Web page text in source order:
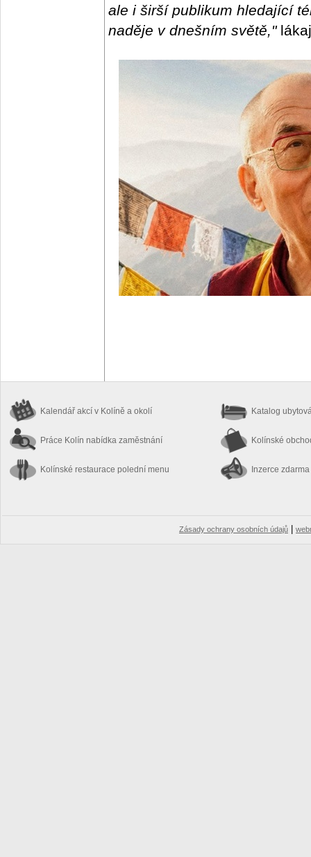
ale i širší publikum hledající
naděje v dnešním světě,"
Kalendář akcí v Kolíně a okolí
Práce Kolín nabídka zaměstnání
Kolínské restaurace polední menu
Katalog
Kolínské
Inzerce zdarma
Zásady ochrany osobních údajů